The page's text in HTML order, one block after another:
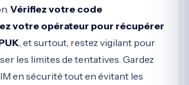
Vérifiez votre code
votre opérateur pour récupérer
, et surtout, restez vigilant pour
les limites de tentatives. Gardez
en sécurité tout en évitant les